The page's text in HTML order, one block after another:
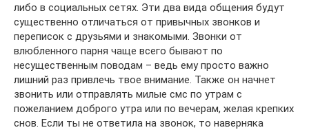
либо в социальных сетях. Эти два вида общения будут
существенно отличаться от привычных звонков и
переписок с друзьями и знакомыми. Звонки от
влюбленного парня чаще всего бывают по
несущественным поводам – ведь ему просто важно
лишний раз привлечь твое внимание. Также он начнет
звонить или отправлять милые смс по утрам с
пожеланием доброго утра или по вечерам, желая крепких
снов. Если ты не ответила на звонок, то наверняка